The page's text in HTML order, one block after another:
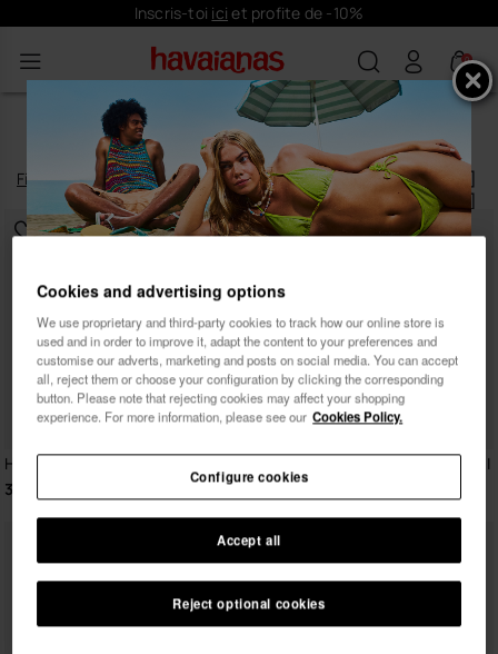
Inscris-toi ici et profite de -10%
0
SURVÊTEMENTS FEMME
produits|
Filtrerettrier
Havaianas Sweatshorts Classic
34,90 €
Havaianas Sweater W Classics II
39,90 €
Inscris-toi et profite de
10% de réduction
Femme Homme
Je souhaite recevoir des communications
commerciales par tout moyen. J'ai lu et j'accepte la
Politique de Confidentialité.
Cookies and advertising options
We use proprietary and third-party cookies to track how our online store is
used and in order to improve it, adapt the content to your preferences and
customise our adverts, marketing and posts on social media. You can accept
all, reject them or choose your configuration by clicking the corresponding
button. Please note that rejecting cookies may affect your shopping
experience. For more information, please see our Cookies Policy.
Reject optional cookies
Accept all
Configure cookies